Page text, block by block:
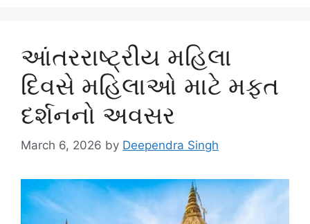
આંતરરાષ્ટ્રીય મહિલા
દિવસે મહિલાઓ માટે મફત
દર્શનનો અવસર
March 6, 2026 by Deependra Singh